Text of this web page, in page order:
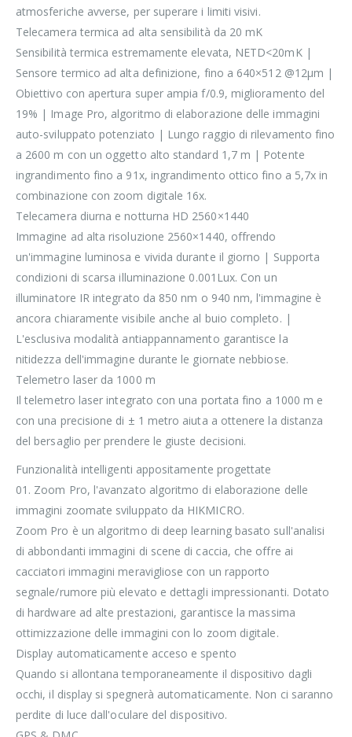
atmosferiche avverse, per superare i limiti visivi.
Telecamera termica ad alta sensibilità da 20 mK
Sensibilità termica estremamente elevata, NETD<20mK |
Sensore termico ad alta definizione, fino a 640×512 @12μm |
Obiettivo con apertura super ampia f/0.9, miglioramento del
19% | Image Pro, algoritmo di elaborazione delle immagini
auto-sviluppato potenziato | Lungo raggio di rilevamento fino
a 2600 m con un oggetto alto standard 1,7 m | Potente
ingrandimento fino a 91x, ingrandimento ottico fino a 5,7x in
combinazione con zoom digitale 16x.
Telecamera diurna e notturna HD 2560×1440
Immagine ad alta risoluzione 2560×1440, offrendo
un'immagine luminosa e vivida durante il giorno | Supporta
condizioni di scarsa illuminazione 0.001Lux. Con un
illuminatore IR integrato da 850 nm o 940 nm, l'immagine è
ancora chiaramente visibile anche al buio completo. |
L'esclusiva modalità antiappannamento garantisce la
nitidezza dell'immagine durante le giornate nebbiose.
Telemetro laser da 1000 m
Il telemetro laser integrato con una portata fino a 1000 m e
con una precisione di ± 1 metro aiuta a ottenere la distanza
del bersaglio per prendere le giuste decisioni.
Funzionalità intelligenti appositamente progettate
01. Zoom Pro, l'avanzato algoritmo di elaborazione delle
immagini zoomate sviluppato da HIKMICRO.
Zoom Pro è un algoritmo di deep learning basato sull'analisi
di abbondanti immagini di scene di caccia, che offre ai
cacciatori immagini meravigliose con un rapporto
segnale/rumore più elevato e dettagli impressionanti. Dotato
di hardware ad alte prestazioni, garantisce la massima
ottimizzazione delle immagini con lo zoom digitale.
Display automaticamente acceso e spento
Quando si allontana temporaneamente il dispositivo dagli
occhi, il display si spegnerà automaticamente. Non ci saranno
perdite di luce dall'oculare del dispositivo.